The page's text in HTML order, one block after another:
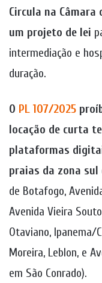
Circula na Câmara
um projeto de lei
intermediação e
duração.
O PL 107/2025
locação de curta
plataformas
praias da zona sul
de Botafogo,
Avenida Vieira
Otaviano, Ipanema/
Moreira, Leblon, e
em São Conrado).